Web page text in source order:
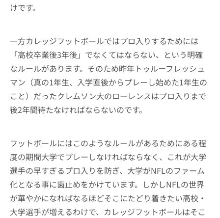
けです。
一方カレッジフットボールではプロ入りするためには
「高校卒業後3年後」でなくてはならない、という明確
なルールがあります。そのため昨年トゥルーフレッシュ
マン（真の1年生、入学直後からプレーし始めた1年生の
こと）だったクレムソン大のローレンスはプロ入りまで
後2年間待たなければならないのです。
フットボールにはこのようなルールがあるためにある程
度の期間大学でプレーしなければならなく、これが大学
選手の早すぎるプロ入りを防ぎ、大学がNFLのファーム
化となる事に歯止めをかけています。しかしNFLの世界
が華やかになればなるほどそこにたどり着きたい高校・
大学選手が増えるわけで、カレッジフットボールはそこ